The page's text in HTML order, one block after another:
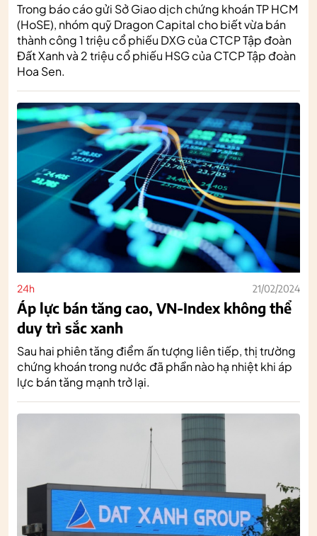
Trong báo cáo gửi Sở Giao dịch chứng khoán TP HCM
(HoSE), nhóm quỹ Dragon Capital cho biết vừa bán
thành công 1 triệu cổ phiếu DXG của CTCP Tập đoàn
Đất Xanh và 2 triệu cổ phiếu HSG của CTCP Tập đoàn
Hoa Sen.
24h 21/02/2024
Áp lực bán tăng cao, VN-Index không thể
duy trì sắc xanh
Sau hai phiên tăng điểm ấn tượng liên tiếp, thị trường
chứng khoán trong nước đã phần nào hạ nhiệt khi áp
lực bán tăng mạnh trở lại.